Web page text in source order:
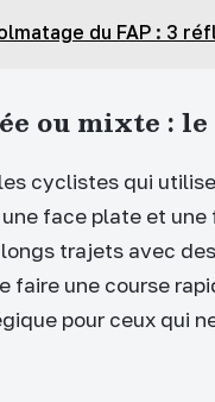
du FAP : 3
ou mixte :
cyclistes qui
face plate et
trajets avec
faire une course
pour ceux qui